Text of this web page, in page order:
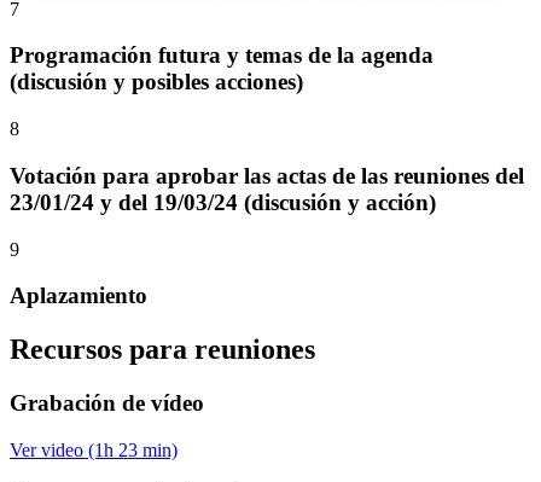
7
Programación futura y temas de la agenda
(discusión y posibles acciones)
8
Votación para aprobar las actas de las reuniones del
23/01/24 y del 19/03/24 (discusión y acción)
9
Aplazamiento
Recursos para reuniones
Grabación de vídeo
Ver video (1h 23 min)